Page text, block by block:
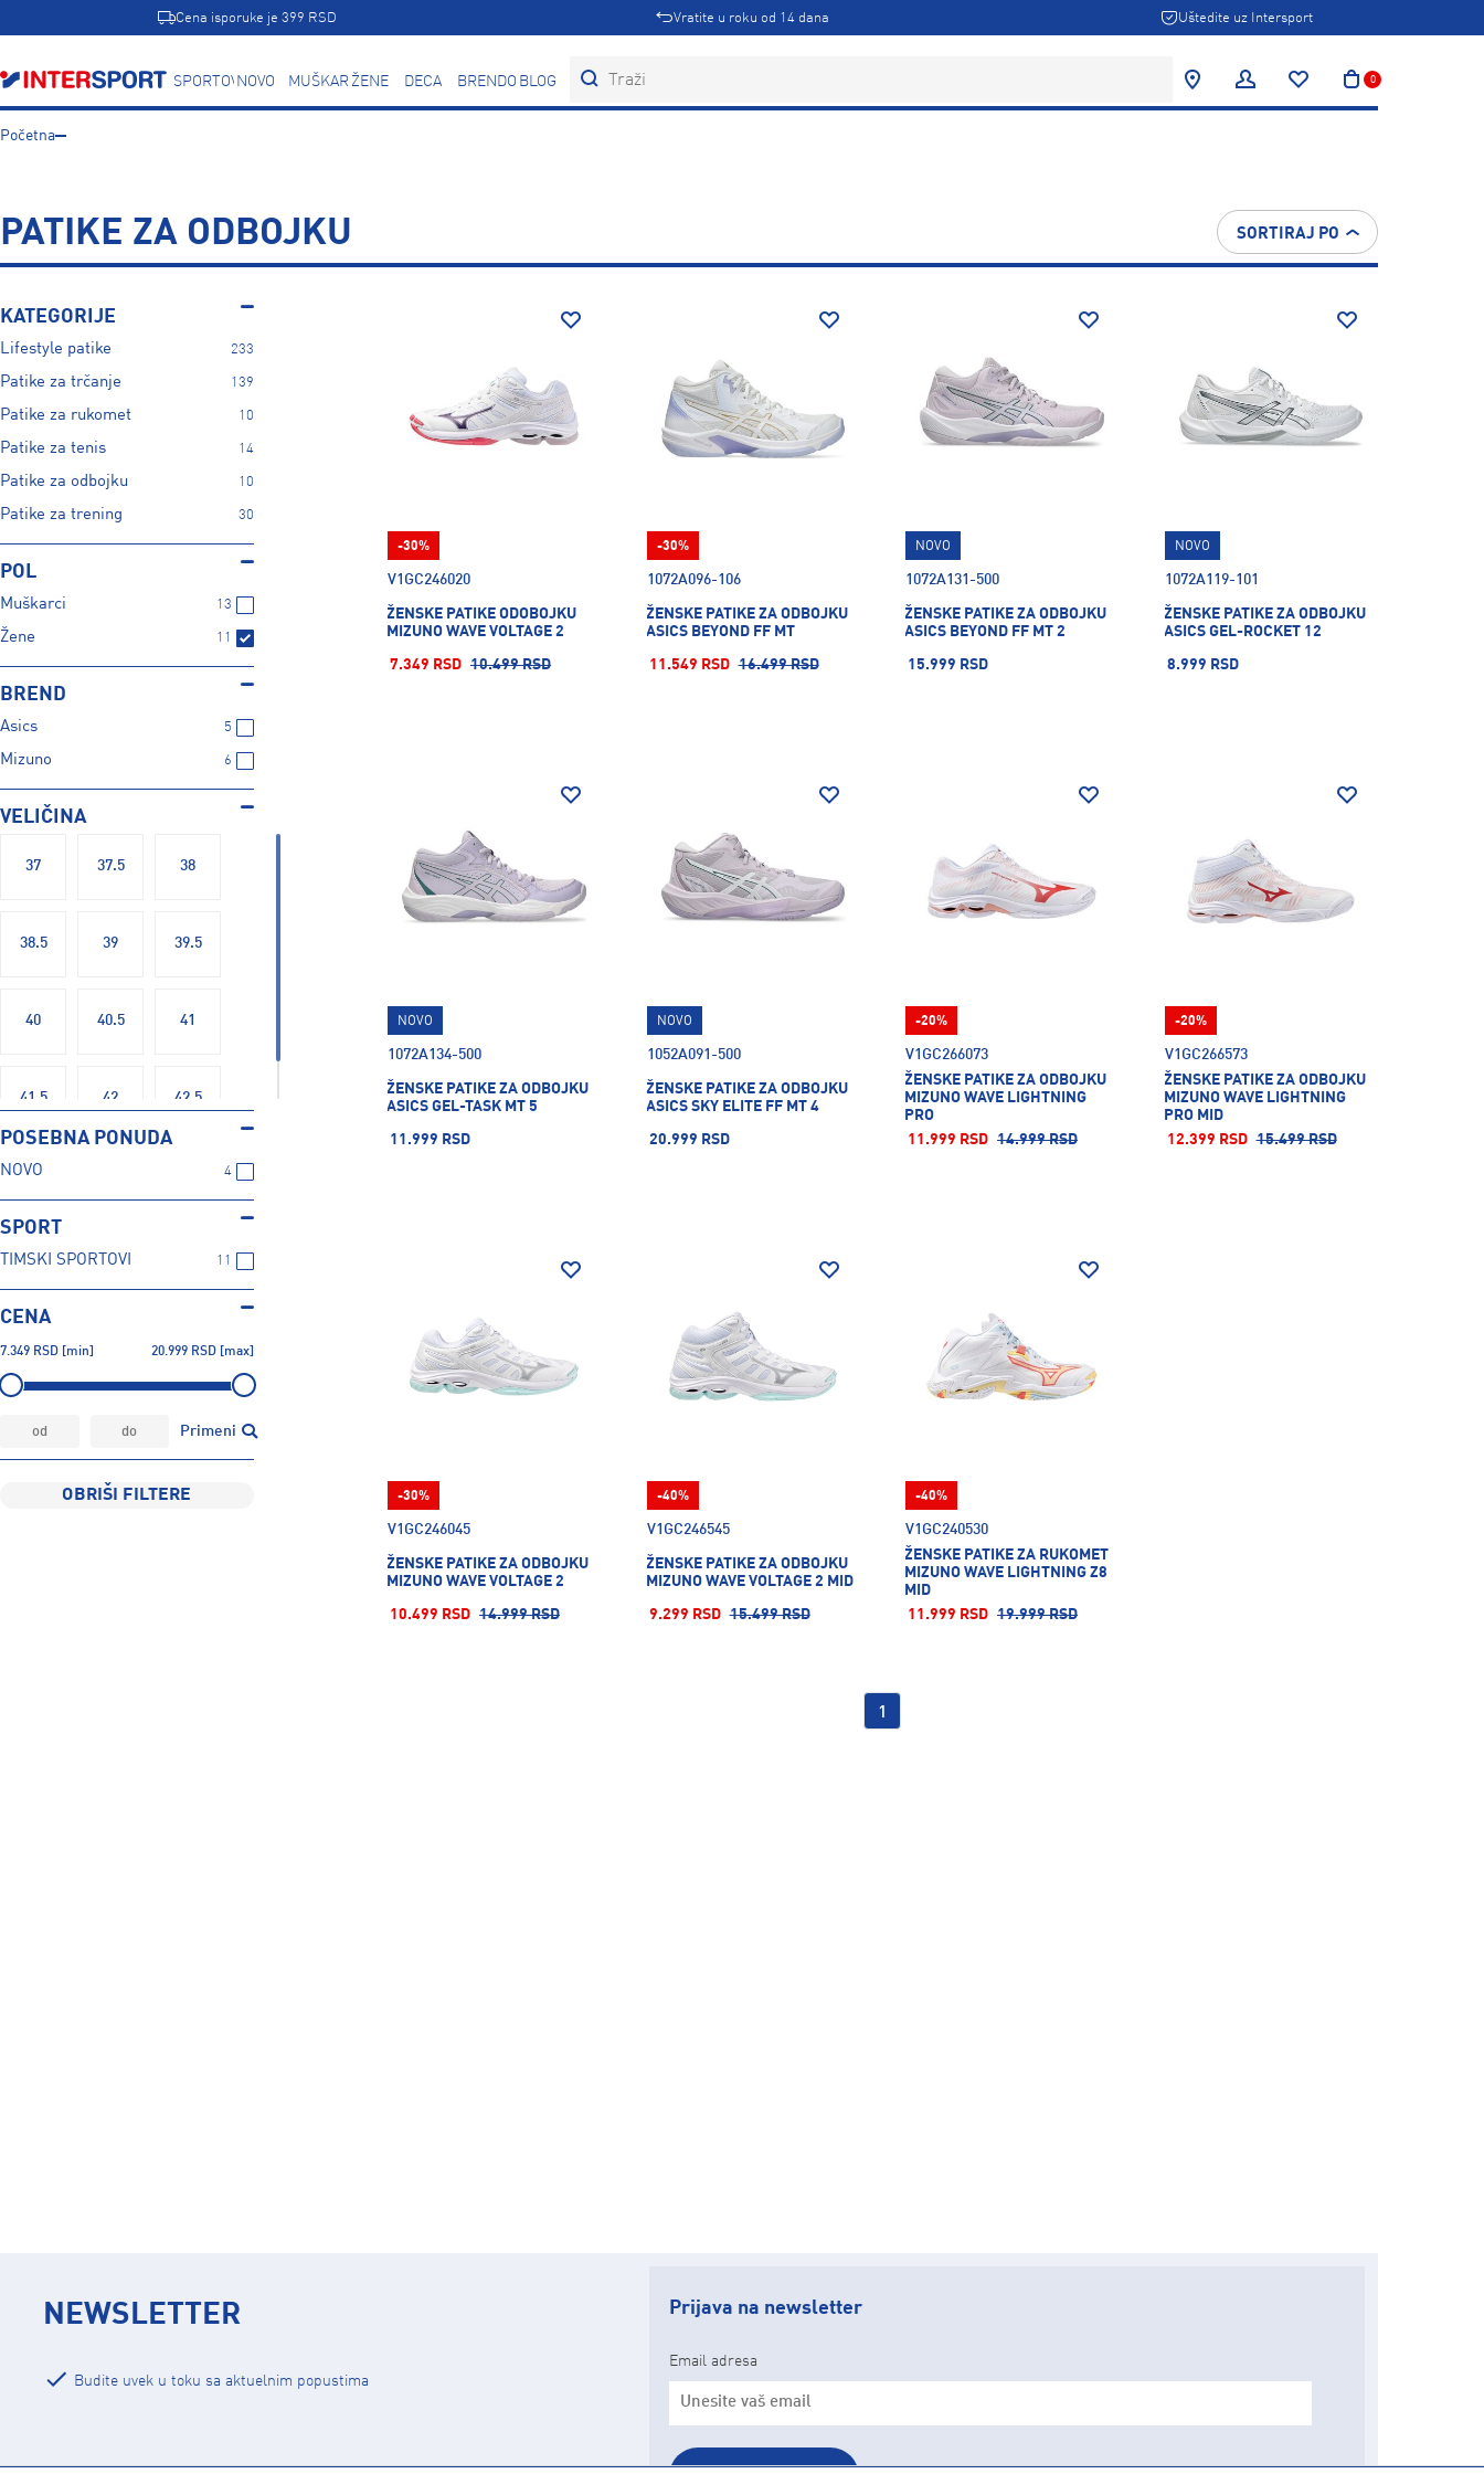
Cena isporuke je 399 RSD Vratite u roku od 14 dana Uštedite uz Intersport
SPORTOVINOVO MUŠKARCIŽENE DECA BRENDOVIBLOG 0
Početna
PATIKE ZA ODBOJKU SORTIRAJ PO
KATEGORIJE
Lifestyle patike 233
Patike za trčanje 139
Patike za rukomet 10
Patike za tenis 14
Patike za odbojku 10
Patike za trening 30
POL
Muškarci 13
Žene 11
BREND
Asics 5
Mizuno 6
VELIČINA
37 37.5 38
38.5 39 39.5
40 40.5 41
41.5 42 42.5
POSEBNA PONUDA
NOVO 4
SPORT
TIMSKI SPORTOVI 11
CENA
7.349 RSD [min] 20.999 RSD [max]
Primeni
OBRIŠI FILTERE
V1GC246020
ŽENSKE PATIKE ODOBOJKU
MIZUNO WAVE VOLTAGE 2
7.349 RSD 10.499 RSD
-30%
1072A096-106
ŽENSKE PATIKE ZA ODBOJKU
ASICS BEYOND FF MT
11.549 RSD 16.499 RSD
-30%
1072A131-500
ŽENSKE PATIKE ZA ODBOJKU
ASICS BEYOND FF MT 2
15.999 RSD
NOVO
1072A119-101
ŽENSKE PATIKE ZA ODBOJKU
ASICS GEL-ROCKET 12
8.999 RSD
NOVO
1072A134-500
ŽENSKE PATIKE ZA ODBOJKU
ASICS GEL-TASK MT 5
11.999 RSD
NOVO
1052A091-500
ŽENSKE PATIKE ZA ODBOJKU
ASICS SKY ELITE FF MT 4
20.999 RSD
NOVO
V1GC266073
ŽENSKE PATIKE ZA ODBOJKU
MIZUNO WAVE LIGHTNING
PRO
11.999 RSD 14.999 RSD
-20%
V1GC266573
ŽENSKE PATIKE ZA ODBOJKU
MIZUNO WAVE LIGHTNING
PRO MID
12.399 RSD 15.499 RSD
-20%
V1GC246045
ŽENSKE PATIKE ZA ODBOJKU
MIZUNO WAVE VOLTAGE 2
10.499 RSD 14.999 RSD
-30%
V1GC246545
ŽENSKE PATIKE ZA ODBOJKU
MIZUNO WAVE VOLTAGE 2 MID
9.299 RSD 15.499 RSD
-40%
V1GC240530
ŽENSKE PATIKE ZA RUKOMET
MIZUNO WAVE LIGHTNING Z8
MID
11.999 RSD 19.999 RSD
-40%
1
NEWSLETTER
Budite uvek u toku sa aktuelnim popustima
Prijava na newsletter
Email adresa